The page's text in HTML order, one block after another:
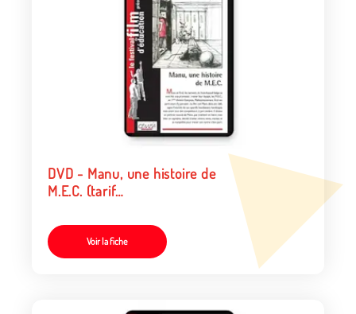
DVD - Manu, une histoire de
M.E.C. (tarif
Voir la fiche